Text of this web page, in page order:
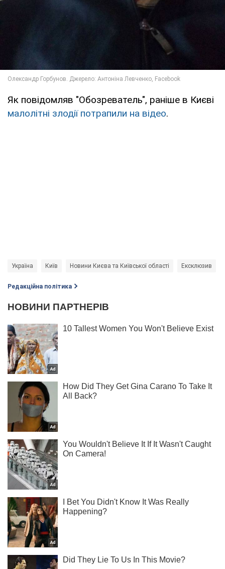
Як повідомляв "Обозреватель", раніше в Києві
малолітні злодії потрапили на відео.
Україна Київ Новини Києва та Київської області Ексклюзив
Редакційна політика